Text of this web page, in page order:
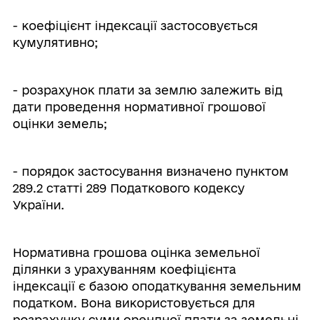
- коефіцієнт індексації застосовується
кумулятивно;
- розрахунок плати за землю залежить від
дати проведення нормативної грошової
оцінки земель;
- порядок застосування визначено пунктом
289.2 статті 289 Податкового кодексу
України.
Нормативна грошова оцінка земельної
ділянки з урахуванням коефіцієнта
індексації є базою оподаткування земельним
податком. Вона використовується для